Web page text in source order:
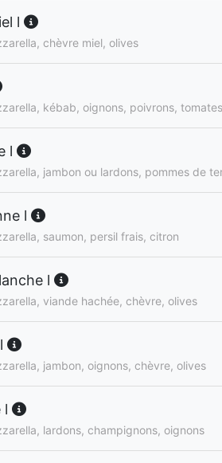
l
chèvre miel, olives
kébab, oignons, poivrons,
l
jambon ou lardons, pommes de
l
saumon, persil frais, citron
l
viande hachée, chèvre, olives
jambon, oignons, chèvre, olives
l
lardons, champignons, oignons